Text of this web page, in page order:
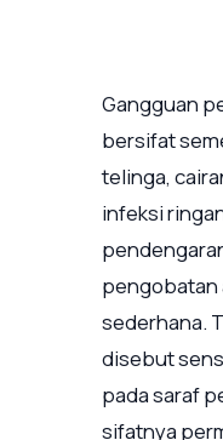
Gangguan
bersifat
telinga,
infeksi
pengobatan
sederhana.
disebut
pada saraf
sifatnya